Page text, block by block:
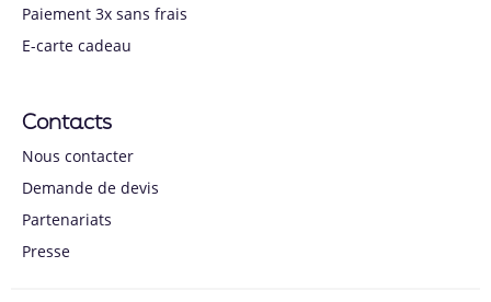
Paiement 3x sans frais
E-carte cadeau
Contacts
Nous contacter
Demande de devis
Partenariats
Presse